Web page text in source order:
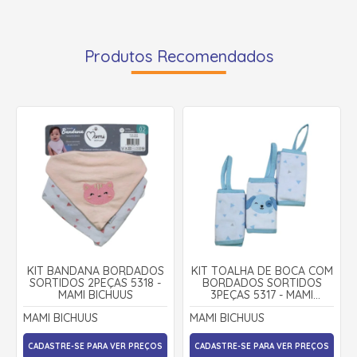
Produtos Recomendados
KIT BANDANA BORDADOS
SORTIDOS 2PEÇAS 5318 -
MAMI BICHUUS
MAMI BICHUUS
CADASTRE-SE PARA VER PREÇOS
KIT TOALHA DE BOCA COM
BORDADOS SORTIDOS
3PEÇAS 5317 - MAMI
BICHUUS
MAMI BICHUUS
CADASTRE-SE PARA VER PREÇOS